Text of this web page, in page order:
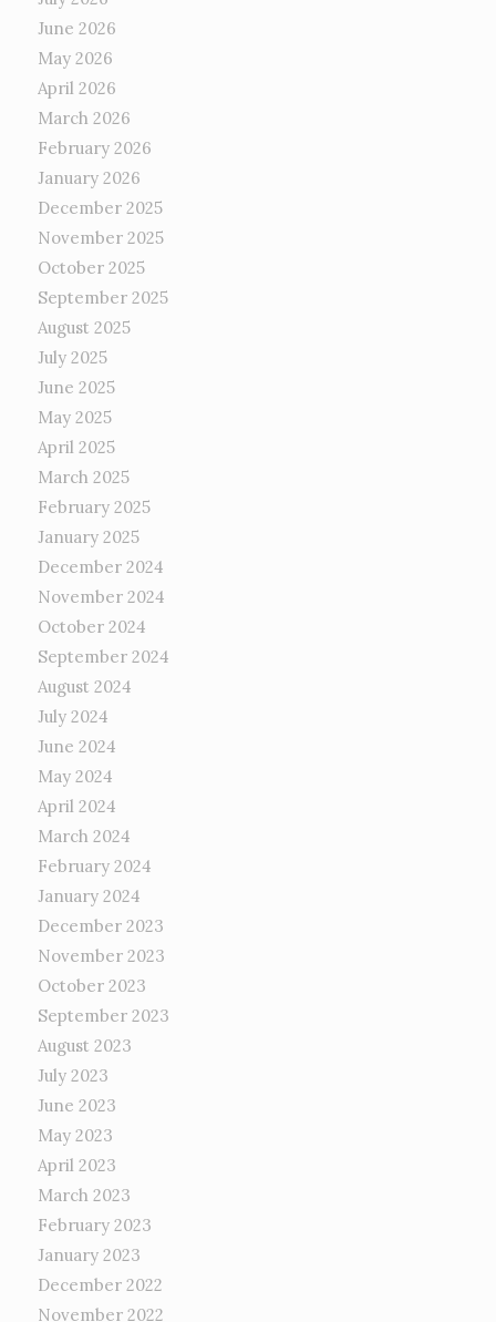
June 2026
May 2026
April 2026
March 2026
February 2026
January 2026
December 2025
November 2025
October 2025
September 2025
August 2025
July 2025
June 2025
May 2025
April 2025
March 2025
February 2025
January 2025
December 2024
November 2024
October 2024
September 2024
August 2024
July 2024
June 2024
May 2024
April 2024
March 2024
February 2024
January 2024
December 2023
November 2023
October 2023
September 2023
August 2023
July 2023
June 2023
May 2023
April 2023
March 2023
February 2023
January 2023
December 2022
November 2022